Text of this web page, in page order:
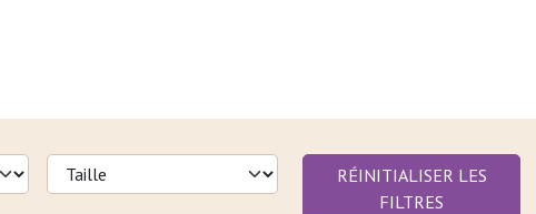
RÉINITIALISER LES
FILTRES